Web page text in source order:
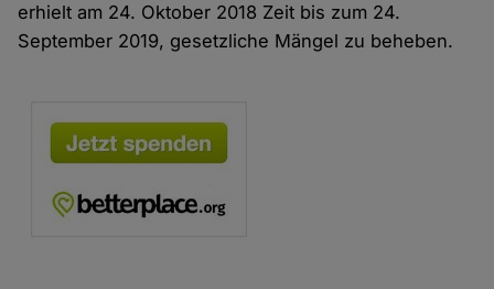
erhielt am 24. Oktober 2018 Zeit bis zum 24.
September 2019, gesetzliche Mängel zu beheben.